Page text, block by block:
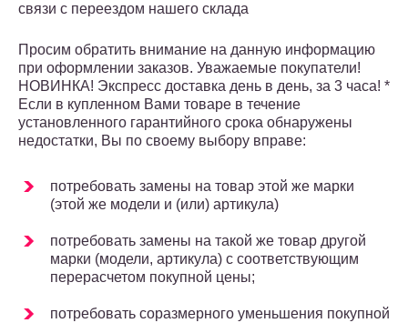
связи с переездом нашего склада
Просим обратить внимание на данную информацию
при оформлении заказов. Уважаемые покупатели!
НОВИНКА! Экспресс доставка день в день, за 3 часа! *
Если в купленном Вами товаре в течение
установленного гарантийного срока обнаружены
недостатки, Вы по своему выбору вправе:
потребовать замены на товар этой же марки
(этой же модели и (или) артикула)
потребовать замены на такой же товар другой
марки (модели, артикула) с соответствующим
перерасчетом покупной цены;
потребовать соразмерного уменьшения покупной